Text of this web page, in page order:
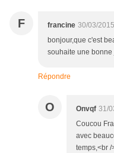
F francine 30/03/
bonjour,que c'est
souhaite une
Répondre
O Onvqf 31/
Coucou
avec
temps,<br